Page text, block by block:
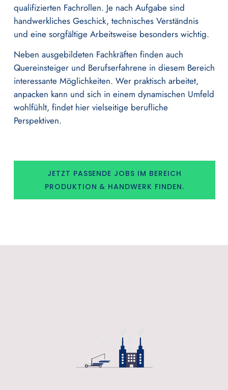
qualifizierten Fachrollen. Je nach Aufgabe sind
handwerkliches Geschick, technisches Verständnis
und eine sorgfältige Arbeitsweise besonders wichtig.
Neben ausgebildeten Fachkräften finden auch
Quereinsteiger und Berufserfahrene in diesem Bereich
interessante Möglichkeiten. Wer praktisch arbeitet,
anpacken kann und sich in einem dynamischen Umfeld
wohlfühlt, findet hier vielseitige berufliche
Perspektiven.
JETZT PASSENDE JOBS IM BEREICH
PRODUKTION & HANDWERK FINDEN.